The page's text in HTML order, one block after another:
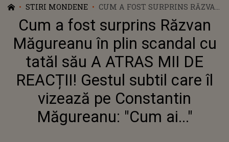
STIRI MONDENE
CUM A FOST SURPRINS RĂZVAN
MĂGUREANU ÎN PLIN SCANDAL
CU TATĂL SĂU A ATRAS MII DE
REACȚII! GESTUL SUBTIL CARE
ÎL VIZEAZĂ PE CONSTANTIN
MĂGUREANU: "CUM AI..."
Cum a fost surprins Răzvan
Măgureanu în plin scandal cu
tatăl său A ATRAS MII DE
REACȚII! Gestul subtil care îl
vizează pe Constantin
Măgureanu: "Cum ai..."